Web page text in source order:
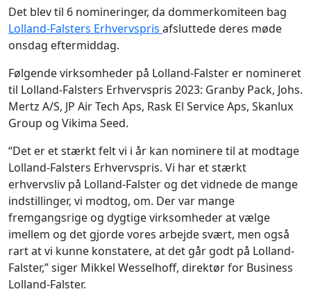
Det blev til 6 nomineringer, da dommerkomiteen bag
Lolland-Falsters Erhvervspris afsluttede deres møde
onsdag eftermiddag.
Følgende virksomheder på Lolland-Falster er nomineret
til Lolland-Falsters Erhvervspris 2023: Granby Pack, Johs.
Mertz A/S, JP Air Tech Aps, Rask El Service Aps, Skanlux
Group og Vikima Seed.
“Det er et stærkt felt vi i år kan nominere til at modtage
Lolland-Falsters Erhvervspris. Vi har et stærkt
erhvervsliv på Lolland-Falster og det vidnede de mange
indstillinger, vi modtog, om. Der var mange
fremgangsrige og dygtige virksomheder at vælge
imellem og det gjorde vores arbejde svært, men også
rart at vi kunne konstatere, at det går godt på Lolland-
Falster,” siger Mikkel Wesselhoff, direktør for Business
Lolland-Falster.